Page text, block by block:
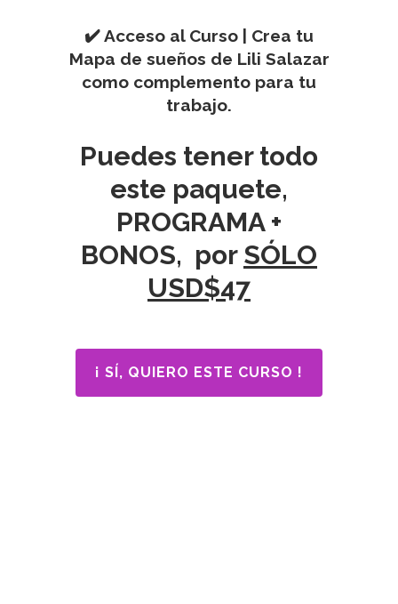
✔️Acceso al Curso | Crea tu
Mapa de sueños de Lili Salazar
como complemento para tu
trabajo.
Puedes tener todo
este paquete,
PROGRAMA +
BONOS, por SÓLO
USD$47
¡ SÍ, QUIERO ESTE CURSO !